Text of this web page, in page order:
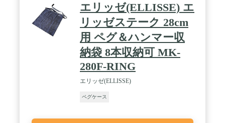
エリッゼ(ELLISSE) エ
リッゼステーク 28cm
用 ペグ＆ハンマー収
納袋 8本収納可 MK-
280F-RING
エリッゼ(ELLISSE)
ペグケース